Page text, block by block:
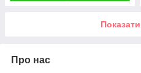
Про нас